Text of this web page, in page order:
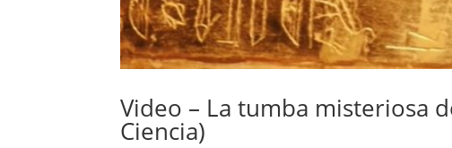
Video – La tumba misteriosa
Ciencia)